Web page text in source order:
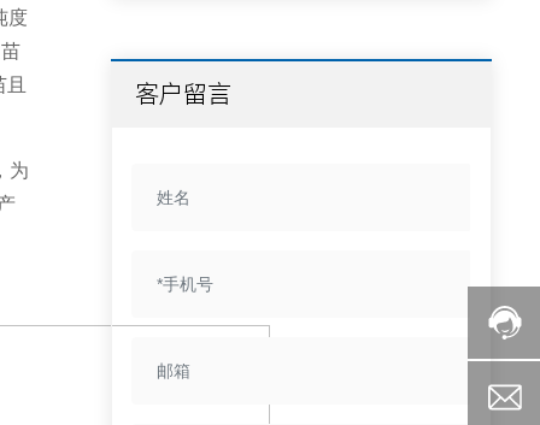
度
为
客户留言